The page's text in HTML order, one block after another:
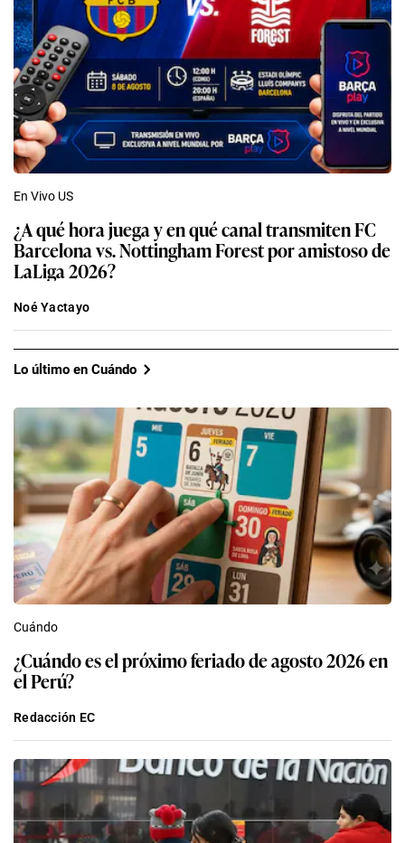
En Vivo US
¿A qué hora juega y en qué canal transmiten FC
Barcelona vs. Nottingham Forest por amistoso de
LaLiga 2026?
Noé Yactayo
Lo último en Cuándo
Cuándo
¿Cuándo es el próximo feriado de agosto 2026 en
el Perú?
Redacción EC